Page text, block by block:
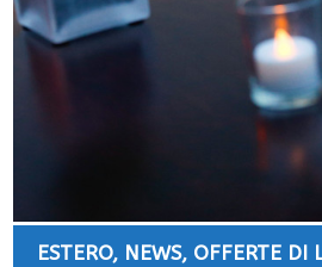
ESTERO, NEWS, OFFERTE DI